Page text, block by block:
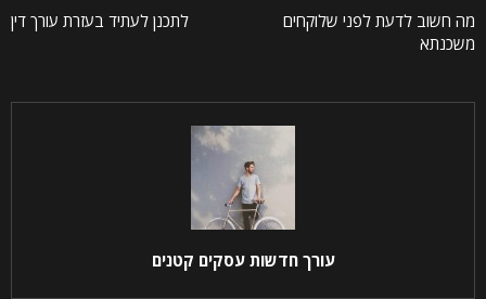
מה חשוב לדעת לפני שלוקחים
משכנתא
לתכנן לעתיד בעזרת עורך דין
עורך חדשות עסקים קטנים